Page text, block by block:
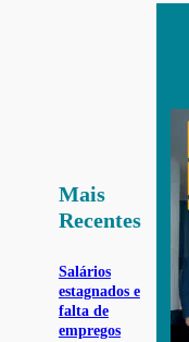
Mais
Recentes
Salários
estagnados e
falta de
empregos